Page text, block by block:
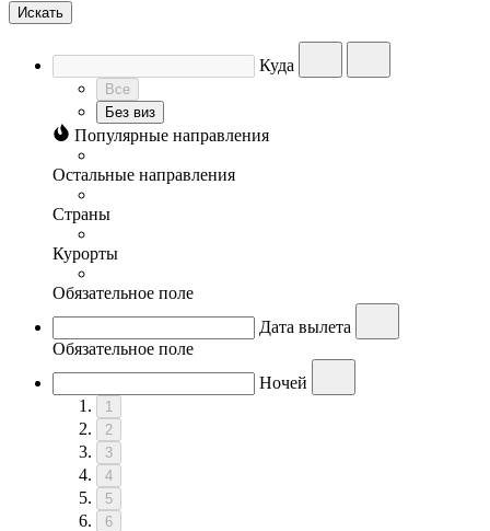
Искать
Куда
Все
Без виз
Популярные направления
Остальные направления
Страны
Курорты
Обязательное поле
Дата вылета
Обязательное поле
Ночей
1
2
3
4
5
6